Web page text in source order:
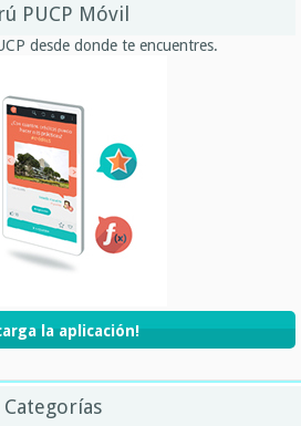
PUCP Móvil
desde donde te encuentres.
la aplicación!
Categorías